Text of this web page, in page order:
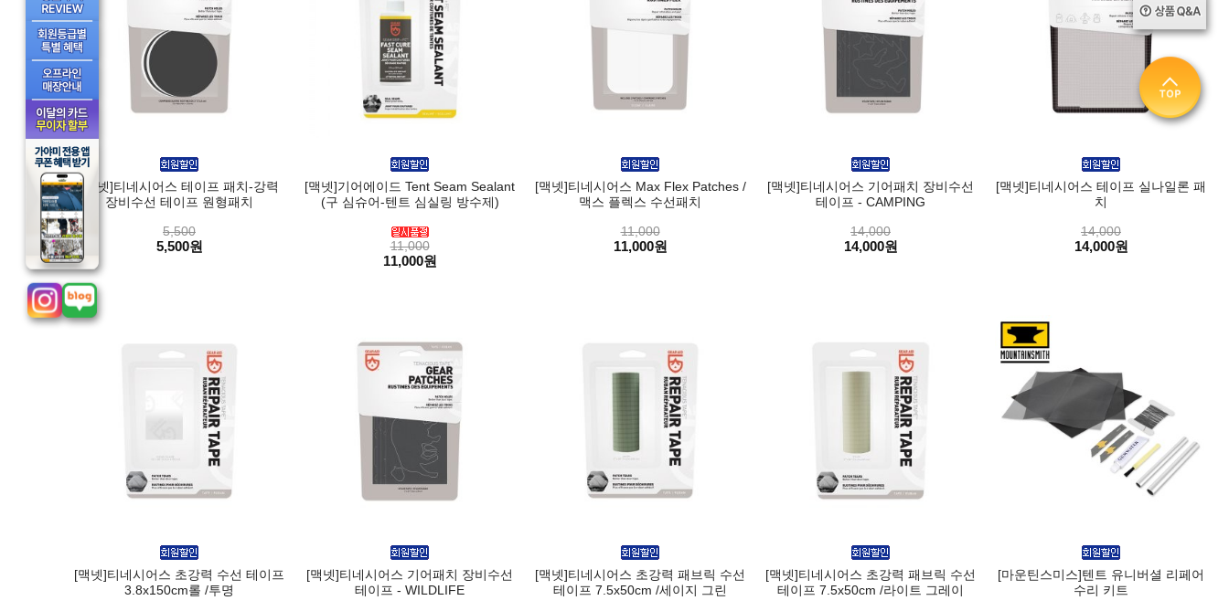
[맥넷]티네시어스 테이프 패치-강력
장비수선 테이프 원형패치
5,500
5,500원
[맥넷]기어에이드 Tent Seam Sealant
(구 심슈어-텐트 심실링 방수제)
11,000
11,000원
[맥넷]티네시어스 Max Flex Patches /
맥스 플렉스 수선패치
11,000
11,000원
[맥넷]티네시어스 기어패치 장비수선
테이프 - CAMPING
14,000
14,000원
[맥넷]티네시어스 테이프 실나일론 패
치
14,000
14,000원
[맥넷]티네시어스 초강력 수선 테이프
3.8x150cm롤 /투명
[맥넷]티네시어스 기어패치 장비수선
테이프 - WILDLIFE
[맥넷]티네시어스 초강력 패브릭 수선
테이프 7.5x50cm /세이지 그린
[맥넷]티네시어스 초강력 패브릭 수선
테이프 7.5x50cm /라이트 그레이
[마운틴스미스]텐트 유니버셜 리페어
수리 키트